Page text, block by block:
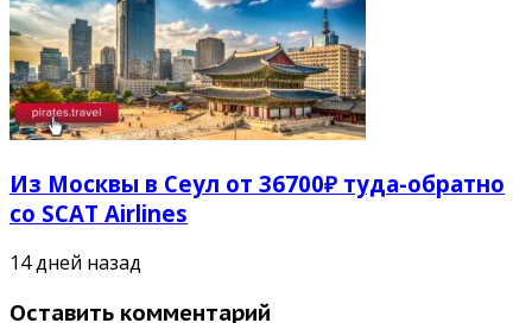
Из Москвы в Сеул от 36700₽ туда-обратно
со SCAT Airlines
14 дней назад
Оставить комментарий